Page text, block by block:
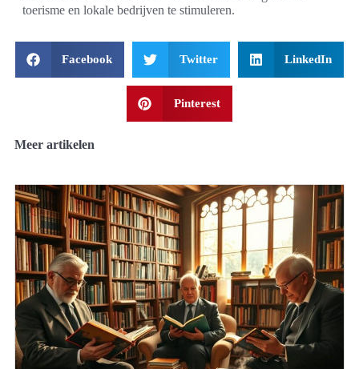
toerisme en lokale bedrijven te stimuleren.
Facebook Twitter LinkedIn
Pinterest
Meer artikelen